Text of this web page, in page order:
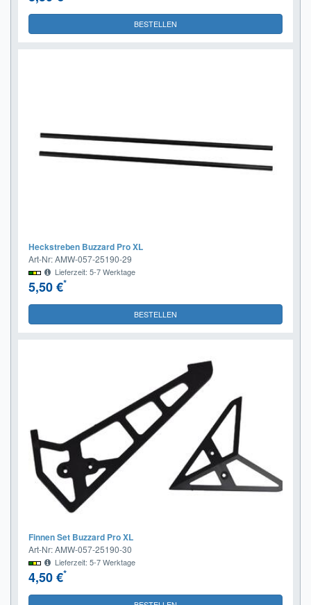
BESTELLEN
Heckstreben Buzzard Pro XL
Art-Nr: AMW-057-25190-29
Lieferzeit: 5-7 Werktage
5,50 €*
BESTELLEN
Finnen Set Buzzard Pro XL
Art-Nr: AMW-057-25190-30
Lieferzeit: 5-7 Werktage
4,50 €*